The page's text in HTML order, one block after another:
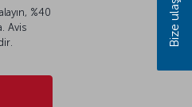
%40
Avis
Bize ulaşın